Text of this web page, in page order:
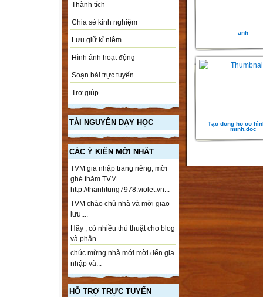
Thành tích
Chia sẻ kinh nghiệm
Lưu giữ kỉ niệm
Hình ảnh hoạt động
Soạn bài trực tuyến
Trợ giúp
TÀI NGUYÊN DẠY HỌC
CÁC Ý KIẾN MỚI NHẤT
TVM gia nhập trang riêng, mời
ghé thăm TVM
http://thanhtung7978.violet.vn...
TVM chào chủ nhà và mời giao
lưu....
Hãy , có nhiều thủ thuật cho blog
và phần...
chúc mừng nhà mới mời đến gia
nhập và...
HỖ TRỢ TRỰC TUYẾN
anh
Tạo dong ho co
minh.doc